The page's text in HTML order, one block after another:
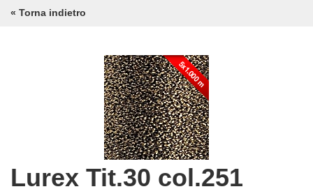
« Torna indietro
Lurex Tit.30 col.251